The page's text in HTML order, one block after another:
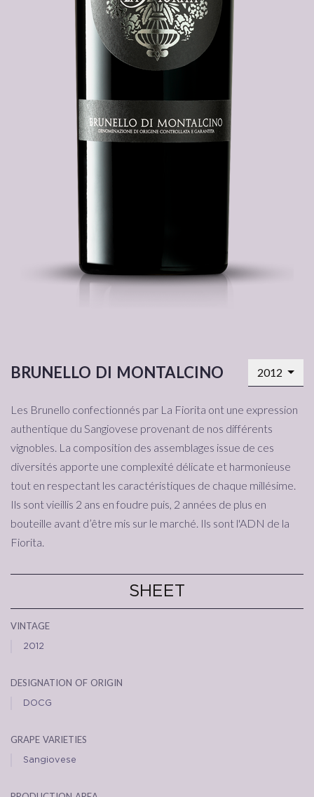
brunello di montalcino 2012
Les Brunello confectionnés par La Fiorita ont une expression
authentique du Sangiovese provenant de nos différents
vignobles. La composition des assemblages issue de ces
diversités apporte une complexité délicate et harmonieuse
tout en respectant les caractéristiques de chaque millésime.
Ils sont vieillis 2 ans en foudre puis, 2 années de plus en
bouteille avant d’être mis sur le marché. Ils sont l'ADN de la
Fiorita.
SHEET
vintage
2012
designation of origin
DOCG
grape varieties
Sangiovese